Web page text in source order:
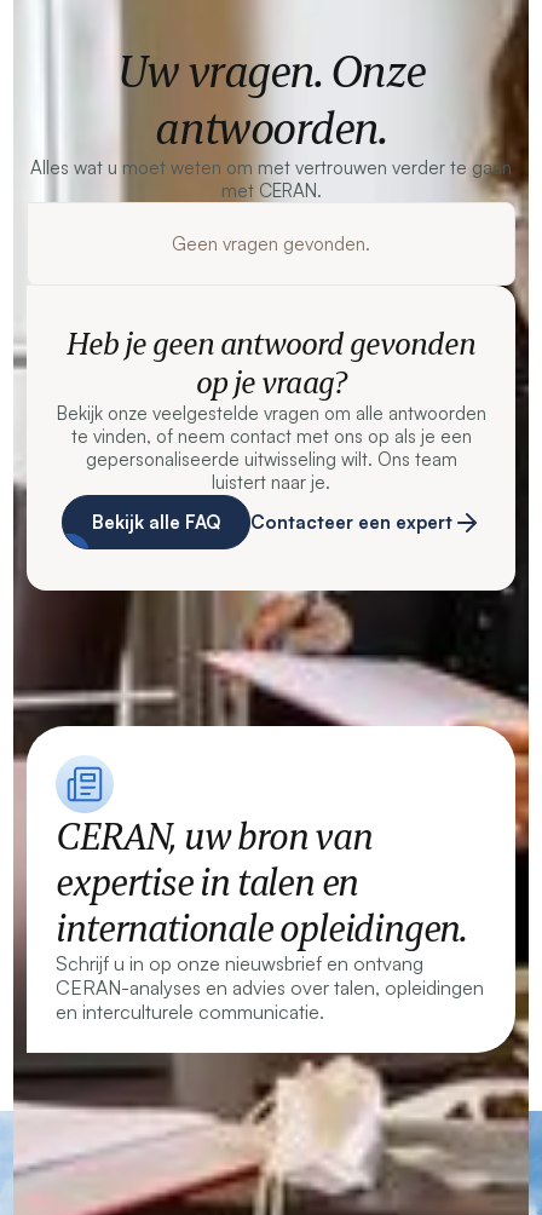
Uw vragen. Onze
antwoorden.
Alles wat u moet weten om met vertrouwen verder te gaan
met CERAN.
Geen vragen gevonden.
Heb je geen antwoord gevonden
op je vraag?
Bekijk onze veelgestelde vragen om alle antwoorden
te vinden, of neem contact met ons op als je een
gepersonaliseerde uitwisseling wilt. Ons team
luistert naar je.
Bekijk alle FAQ
Contacteer een expert
CERAN, uw bron van
expertise in talen en
internationale opleidingen.
Schrijf u in op onze nieuwsbrief en ontvang
CERAN-analyses en advies over talen, opleidingen
en interculturele communicatie.